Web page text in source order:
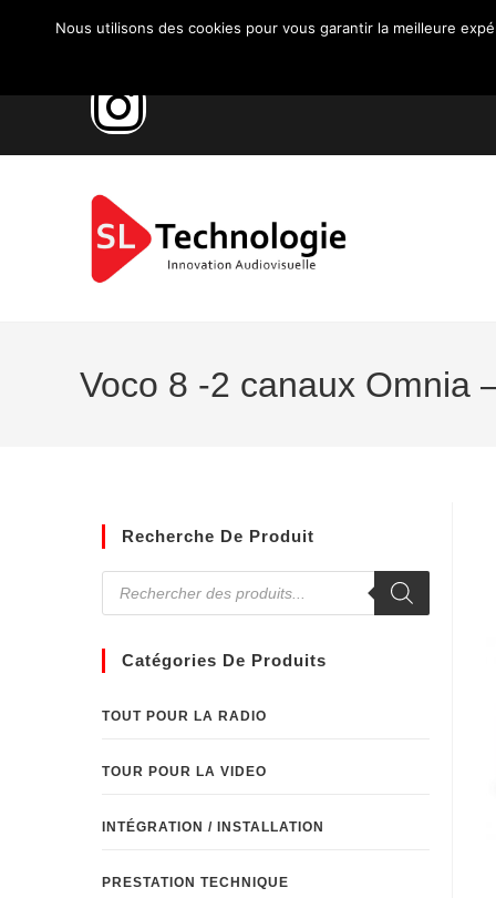
Voco 8 -2 canaux Omnia
Recherche De Produit
Catégories De Produits
TOUT POUR LA RADIO
TOUR POUR LA VIDEO
INTÉGRATION / INSTALLATION
PRESTATION TECHNIQUE
Nous utilisons des cookies pour vous garantir la meilleure